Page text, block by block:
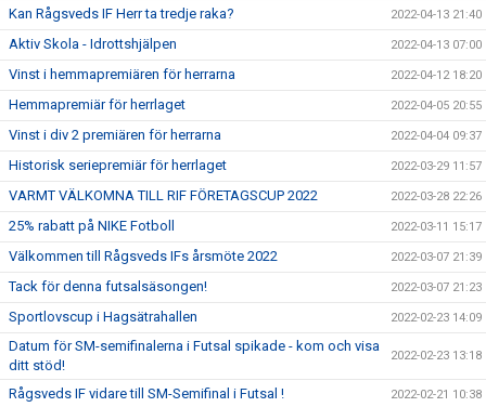
Kan Rågsveds IF Herr ta tredje raka? 2022-04-13 21:40
Aktiv Skola - Idrottshjälpen 2022-04-13 07:00
Vinst i hemmapremiären för herrarna 2022-04-12 18:20
Hemmapremiär för herrlaget 2022-04-05 20:55
Vinst i div 2 premiären för herrarna 2022-04-04 09:37
Historisk seriepremiär för herrlaget 2022-03-29 11:57
VARMT VÄLKOMNA TILL RIF FÖRETAGSCUP 2022 2022-03-28 22:26
25% rabatt på NIKE Fotboll 2022-03-11 15:17
Välkommen till Rågsveds IFs årsmöte 2022 2022-03-07 21:39
Tack för denna futsalsäsongen! 2022-03-07 21:23
Sportlovscup i Hagsätrahallen 2022-02-23 14:09
Datum för SM-semifinalerna i Futsal spikade - kom och visa
ditt stöd!
2022-02-23 13:18
Rågsveds IF vidare till SM-Semifinal i Futsal ! 2022-02-21 10:38